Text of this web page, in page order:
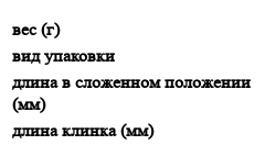
вес (г)
вид упаковки
длина в сложенном положении
(мм)
длина клинка (мм)